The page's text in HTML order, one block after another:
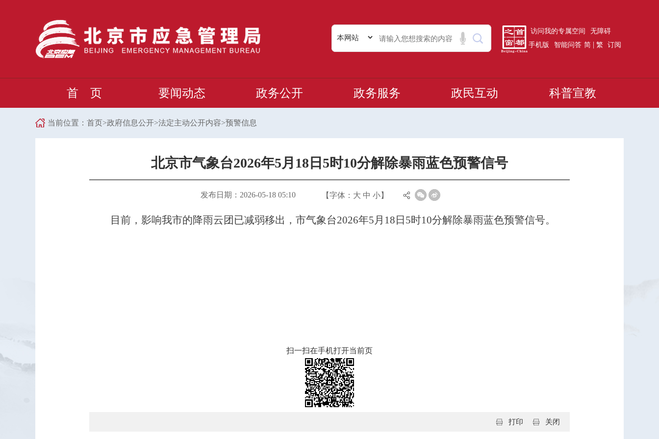
访问我的专属空间
无障碍
手机版
智能问答 简 | 繁 订阅
首 页 要闻动态 政务公开 政务服务 政民互动 科普宣教
当前位置： 首页>政府信息公开>法定主动公开内容>预警信息
北京市气象台2026年5月18日5时10分解除暴雨蓝色预警信号
发布日期：2026-05-18 05:10 【字体： 大 中 小】
目前，影响我市的降雨云团已减弱移出，市气象台2026年5月18日5时10分解除暴雨蓝色预警信号。
扫一扫在手机打开当前页
关闭
打印